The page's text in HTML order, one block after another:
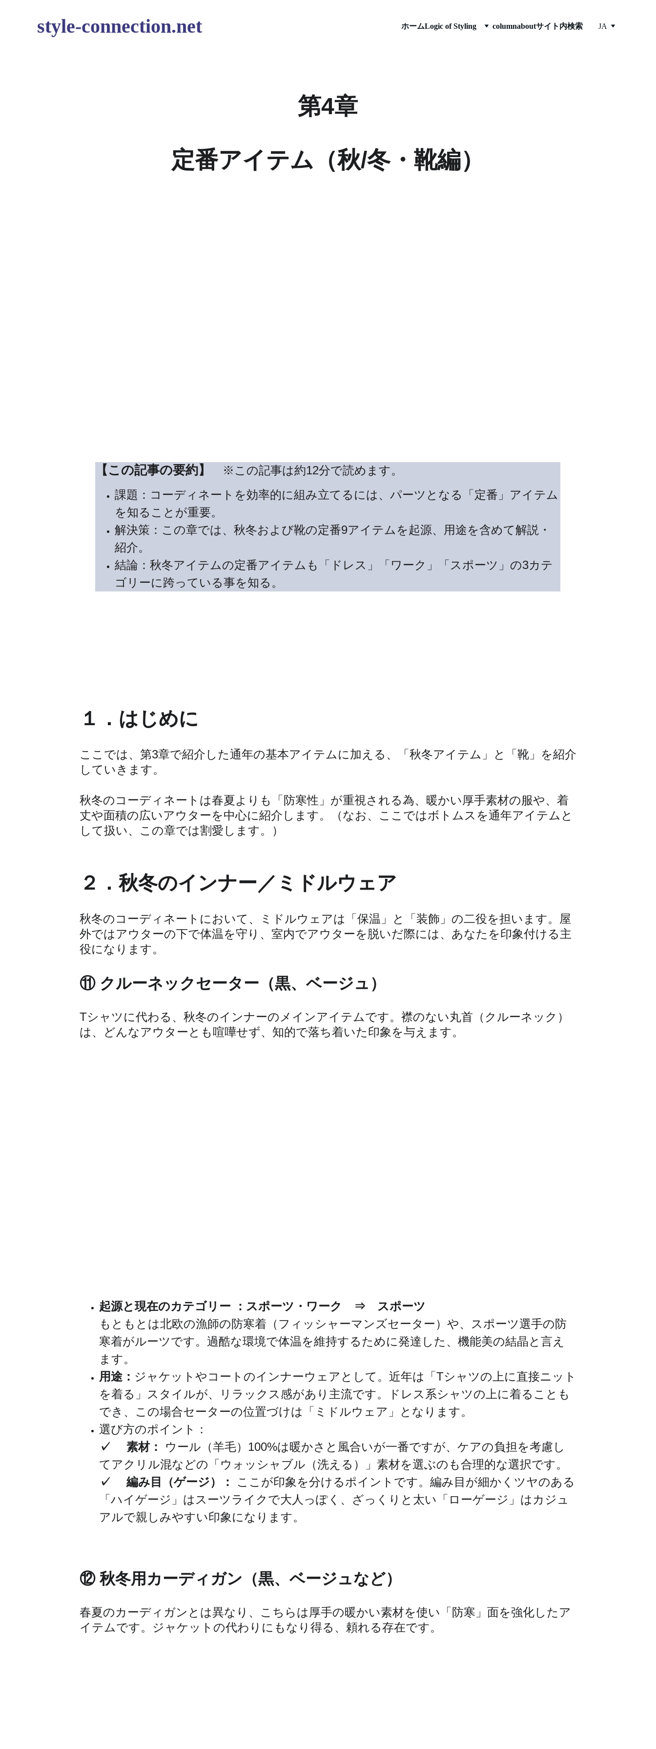
style-connection.net ホームLogic of Styling columnaboutサイト内検索 JA
第4章
定番アイテム（秋/冬・靴編）
【この記事の要約】
※この記事は約12分で読めます。
課題：コーディネートを効率的に組み立てるには、パーツとなる「定番」アイテム
を知ることが重要。
解決策：この章では、秋冬および靴の定番9アイテムを起源、用途を含めて解説・
紹介。
結論：秋冬アイテムの定番アイテムも「ドレス」「ワーク」「スポーツ」の3カテ
ゴリーに跨っている事を知る。
１．はじめに
ここでは、第3章で紹介した通年の基本アイテムに加える、「秋冬アイテム」と「靴」を紹介
していきます。
秋冬のコーディネートは春夏よりも「防寒性」が重視される為、暖かい厚手素材の服や、着
丈や面積の広いアウターを中心に紹介します。（なお、ここではボトムスを通年アイテムと
して扱い、この章では割愛します。）
２．秋冬のインナー／ミドルウェア
秋冬のコーディネートにおいて、ミドルウェアは「保温」と「装飾」の二役を担います。屋
外ではアウターの下で体温を守り、室内でアウターを脱いだ際には、あなたを印象付ける主
役になります。
⑪ クルーネックセーター（黒、ベージュ）
Tシャツに代わる、秋冬のインナーのメインアイテムです。襟のない丸首（クルーネック）
は、どんなアウターとも喧嘩せず、知的で落ち着いた印象を与えます。
起源と現在のカテゴリー ：スポーツ・ワーク　⇒　スポーツ
もともとは北欧の漁師の防寒着（フィッシャーマンズセーター）や、スポーツ選手の防
寒着がルーツです。過酷な環境で体温を維持するために発達した、機能美の結晶と言え
ます。
用途： ジャケットやコートのインナーウェアとして。近年は「Tシャツの上に直接ニット
を着る」スタイルが、リラックス感があり主流です。ドレス系シャツの上に着ることも
でき、この場合セーターの位置づけは「ミドルウェア」となります。
選び方のポイント：
✓	素材： ウール（羊毛）100%は暖かさと風合いが一番ですが、ケアの負担を考慮し
てアクリル混などの「ウォッシャブル（洗える）」素材を選ぶのも合理的な選択です。
✓	編み目（ゲージ）：
ここが印象を分けるポイントです。編み目が細かくツヤのある
「ハイゲージ」はスーツライクで大人っぽく、ざっくりと太い「ローゲージ」はカジュ
アルで親しみやすい印象になります。
⑫ 秋冬用カーディガン（黒、ベージュなど）
春夏のカーディガンとは異なり、こちらは厚手の暖かい素材を使い「防寒」面を強化したア
イテムです。ジャケットの代わりにもなり得る、頼れる存在です。